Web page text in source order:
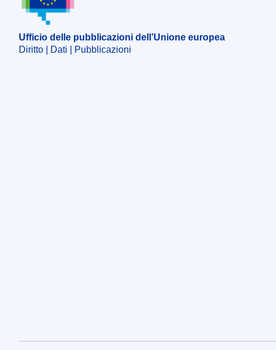
Ufficio delle pubblicazioni dell’Unione europea
Diritto | Dati | Pubblicazioni